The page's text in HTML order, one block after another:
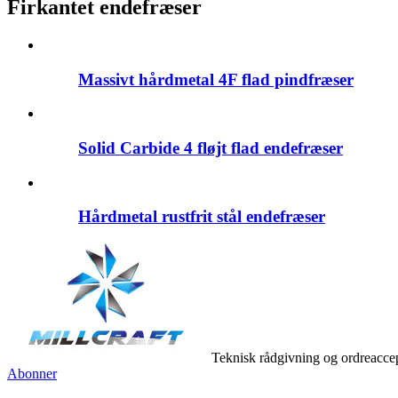
Firkantet endefræser
Massivt hårdmetal 4F flad pindfræser
Solid Carbide 4 fløjt flad endefræser
Hårdmetal rustfrit stål endefræser
Teknisk rådgivning og
Abonner